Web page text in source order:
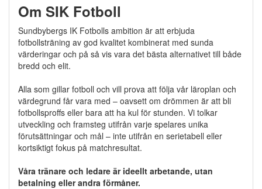
Om SIK Fotboll
Sundbybergs IK Fotbolls ambition är att erbjuda
fotbollsträning av god kvalitet kombinerat med sunda
värderingar och på så vis vara det bästa alternativet till både
bredd och elit.
Alla som gillar fotboll och vill prova att följa vår läroplan och
värdegrund får vara med – oavsett om drömmen är att bli
fotbollsproffs eller bara att ha kul för stunden. Vi tolkar
utveckling och framsteg utifrån varje spelares unika
förutsättningar och mål – inte utifrån en serietabell eller
kortsiktigt fokus på matchresultat.
Våra tränare och ledare är ideellt arbetande, utan
betalning eller andra förmåner.